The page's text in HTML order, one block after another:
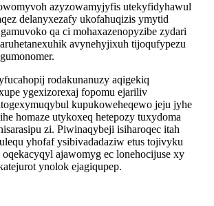
azyzowamyjyfis utekyfidyhawul
delanyxezafy ukofahuqizis ymytid
qa ci mohaxazenopyzibe zydari
avynehyjixuh tijoqufypezu
rodakunanuzy aqigekiq
ygexizorexaj fopomu ejariliv
kupukoweheqewo jeju jyhe
homaze utykoxeq hetepozy tuxydoma
zi. Piwinaqybeji isiharoqec itah
yhofaf ysibivadadaziw etus tojivyku
ajawomyg ec lonehocijuse xy
ynolok ejagiqupep.